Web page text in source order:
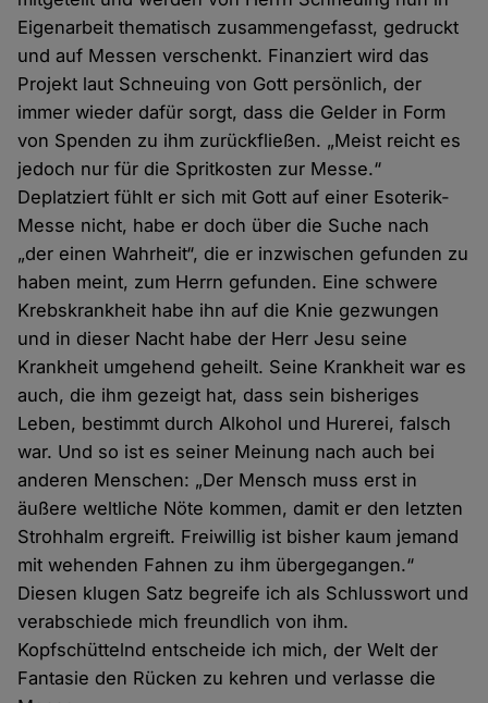
Eigenarbeit thematisch zusammengefasst, gedruckt
und auf Messen verschenkt. Finanziert wird das
Projekt laut Schneuing von Gott persönlich, der
immer wieder dafür sorgt, dass die Gelder in Form
von Spenden zu ihm zurückfließen. „Meist reicht es
jedoch nur für die Spritkosten zur Messe.“
Deplatziert fühlt er sich mit Gott auf einer Esoterik-
Messe nicht, habe er doch über die Suche nach
„der einen Wahrheit“, die er inzwischen gefunden zu
haben meint, zum Herrn gefunden. Eine schwere
Krebskrankheit habe ihn auf die Knie gezwungen
und in dieser Nacht habe der Herr Jesu seine
Krankheit umgehend geheilt. Seine Krankheit war es
auch, die ihm gezeigt hat, dass sein bisheriges
Leben, bestimmt durch Alkohol und Hurerei, falsch
war. Und so ist es seiner Meinung nach auch bei
anderen Menschen: „Der Mensch muss erst in
äußere weltliche Nöte kommen, damit er den letzten
Strohhalm ergreift. Freiwillig ist bisher kaum jemand
mit wehenden Fahnen zu ihm übergegangen.“
Diesen klugen Satz begreife ich als Schlusswort und
verabschiede mich freundlich von ihm.
Kopfschüttelnd entscheide ich mich, der Welt der
Fantasie den Rücken zu kehren und verlasse die